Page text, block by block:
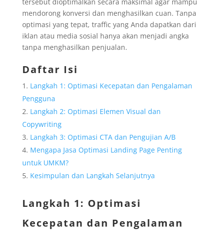
mendorong konversi dan menghasilkan cuan. Tanpa
optimasi yang tepat, traffic yang Anda dapatkan dari
iklan atau media sosial hanya akan menjadi angka
tanpa menghasilkan penjualan.
Daftar Isi
Langkah 1: Optimasi Kecepatan dan Pengalaman
Pengguna
Langkah 2: Optimasi Elemen Visual dan
Copywriting
Langkah 3: Optimasi CTA dan Pengujian A/B
Mengapa Jasa Optimasi Landing Page Penting
untuk UMKM?
Kesimpulan dan Langkah Selanjutnya
Langkah 1: Optimasi
Kecepatan dan Pengalaman